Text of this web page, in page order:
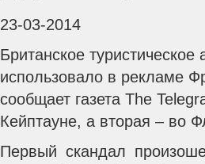
23-03-2014
Британское
использовало в рекламе
сообщает газета The
Кейптауне, а вторая – во
Первый скандал